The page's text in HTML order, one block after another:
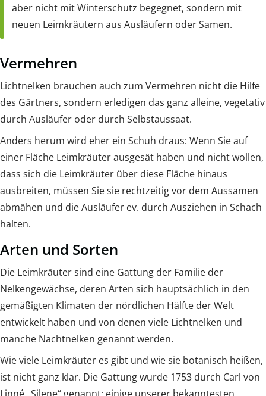
aber nicht mit Winterschutz begegnet, sondern mit
neuen Leimkräutern aus Ausläufern oder Samen.
Vermehren
Lichtnelken brauchen auch zum Vermehren nicht die Hilfe
des Gärtners, sondern erledigen das ganz alleine, vegetativ
durch Ausläufer oder durch Selbstaussaat.
Anders herum wird eher ein Schuh draus: Wenn Sie auf
einer Fläche Leimkräuter ausgesät haben und nicht wollen,
dass sich die Leimkräuter über diese Fläche hinaus
ausbreiten, müssen Sie sie rechtzeitig vor dem Aussamen
abmähen und die Ausläufer ev. durch Ausziehen in Schach
halten.
Arten und Sorten
Die Leimkräuter sind eine Gattung der Familie der
Nelkengewächse, deren Arten sich hauptsächlich in den
gemäßigten Klimaten der nördlichen Hälfte der Welt
entwickelt haben und von denen viele Lichtnelken und
manche Nachtnelken genannt werden.
Wie viele Leimkräuter es gibt und wie sie botanisch heißen,
ist nicht ganz klar. Die Gattung wurde 1753 durch Carl von